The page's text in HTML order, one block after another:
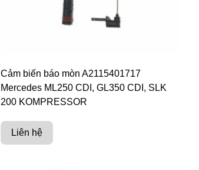
Cảm biến báo mòn A2115401717
Mercedes ML250 CDI, GL350 CDI, SLK
200 KOMPRESSOR
Liên hệ